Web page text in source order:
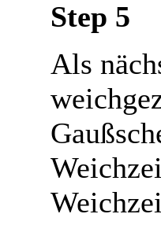
Step 5
Als